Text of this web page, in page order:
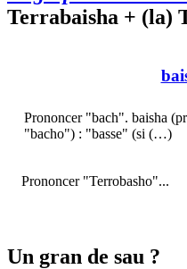
Terrabaisha + (la)
Prononcer "bach". baisha
"bacho") : "basse" (si (…)
Prononcer "Terrobasho"...
Un gran de sau ?